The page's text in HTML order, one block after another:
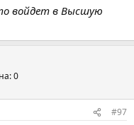
войдет в Высшую
0
#97